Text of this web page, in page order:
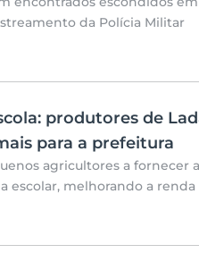
da Polícia Militar
produtores de
para a prefeitura
agricultores a fornecer
escolar, melhorando a